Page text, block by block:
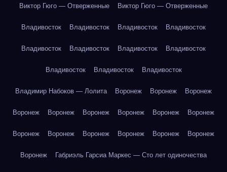
Виктор Гюго — Отверженные Виктор Гюго — Отверженные
Владивосток Владивосток Владивосток Владивосток
Владивосток Владивосток Владивосток Владивосток
Владивосток Владивосток Владивосток
Владимир Набоков — Лолита Воронеж Воронеж Воронеж
Воронеж Воронеж Воронеж Воронеж Воронеж Воронеж
Воронеж Воронеж Воронеж Воронеж Воронеж Воронеж
Воронеж Габриэль Гарсиа Маркес — Сто лет одиночества